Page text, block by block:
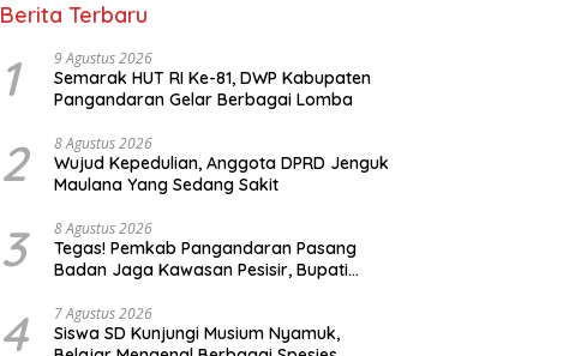
Berita Terbaru
1 9 Agustus 2026
Semarak HUT RI Ke-81, DWP Kabupaten
Pangandaran Gelar Berbagai Lomba
2 8 Agustus 2026
Wujud Kepedulian, Anggota DPRD Jenguk
Maulana Yang Sedang Sakit
3 8 Agustus 2026
Tegas! Pemkab Pangandaran Pasang
Badan Jaga Kawasan Pesisir, Bupati
Madasari
4 7 Agustus 2026
Siswa SD Kunjungi Musium Nyamuk,